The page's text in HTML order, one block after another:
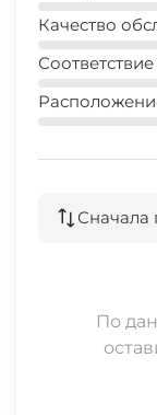
Качество
Сначала
По